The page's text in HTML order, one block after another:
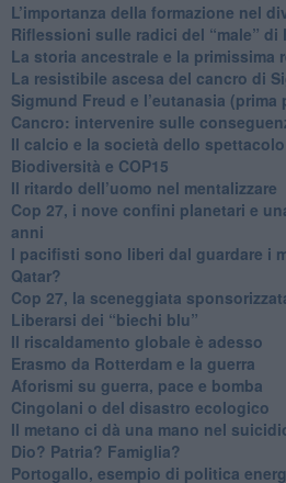
L’importanza della formazione nel
Riflessioni sulle radici del “male” di
​La storia ancestrale e la primissima
​La resistibile ascesa del cancro di
Sigmund Freud e l’eutanasia (prima
Cancro: intervenire sulle
​Il calcio e la società dello spettacolo
Biodiversità e COP15
​Il ritardo dell’uomo nel mentalizzare
​Cop 27, i nove confini planetari e
anni
​I pacifisti sono liberi dal guardare i
Qatar?
​Cop 27, la sceneggiata
​Liberarsi dei “biechi blu”
Il riscaldamento globale è adesso
​Erasmo da Rotterdam e la guerra
​Aforismi su guerra, pace e bomba
Cingolani o del disastro ecologico
​Il metano ci dà una mano nel
​Dio? Patria? Famiglia?
Portogallo, esempio di politica